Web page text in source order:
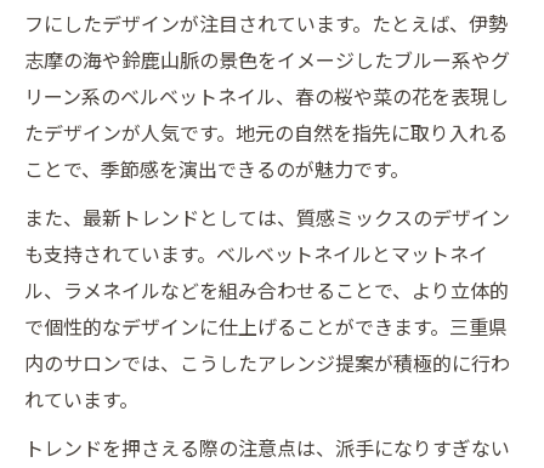
フにしたデザインが注目されています。たとえば、伊勢
志摩の海や鈴鹿山脈の景色をイメージしたブルー系やグ
リーン系のベルベットネイル、春の桜や菜の花を表現し
たデザインが人気です。地元の自然を指先に取り入れる
ことで、季節感を演出できるのが魅力です。
また、最新トレンドとしては、質感ミックスのデザイン
も支持されています。ベルベットネイルとマットネイ
ル、ラメネイルなどを組み合わせることで、より立体的
で個性的なデザインに仕上げることができます。三重県
内のサロンでは、こうしたアレンジ提案が積極的に行わ
れています。
トレンドを押さえる際の注意点は、派手になりすぎない